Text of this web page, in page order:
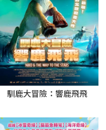
馴鹿大冒險：響鹿飛飛